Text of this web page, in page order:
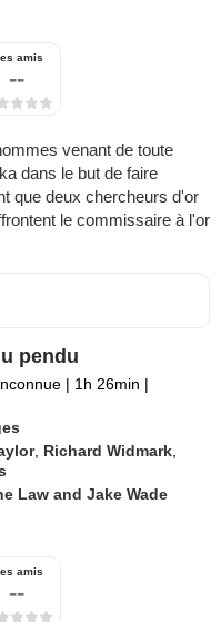
amis
--
venant de toute
dans le but de faire
que deux chercheurs d'or
le commissaire à l'or
pendu
| 1h 26min |
, Richard Widmark,
Law and Jake Wade
amis
--